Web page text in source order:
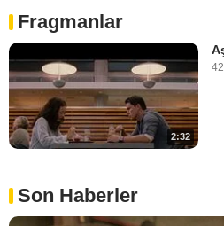
Fragmanlar
2:32
Son Haberler